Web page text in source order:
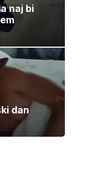
naj bi
dan